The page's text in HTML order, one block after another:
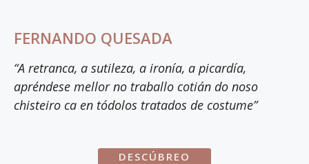
FERNANDO QUESADA
“A retranca, a sutileza, a ironía, a picardía,
apréndese mellor no traballo cotián do noso
chisteiro ca en tódolos tratados de costume”
DESCÚBREO